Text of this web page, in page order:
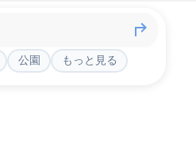
公園 もっと見る